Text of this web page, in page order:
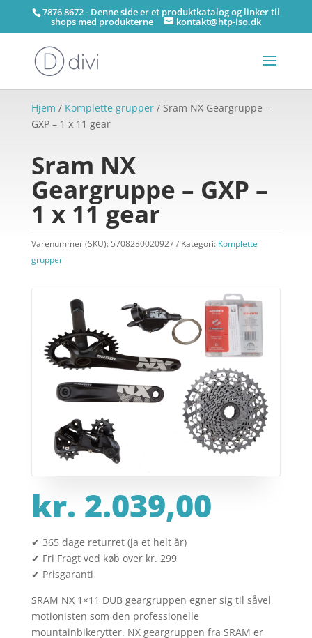
7876 8672 - Denne side er et produktkatalog og linker til
shops med produkterne kontakt@htp-iso.dk
Hjem / Komplette grupper/ Sram NX Geargruppe –
GXP – 1 x 11 gear
Sram NX
Geargruppe – GXP –
1 x 11 gear
Varenummer (SKU): 5708280020927 Kategori: Komplette
grupper
kr. 2.039,00
✔ 365 dage returret (ja et helt år)
✔ Fri Fragt ved køb over kr. 299
✔ Prisgaranti
SRAM NX 1×11 DUB geargruppen egner sig til såvel
motionisten som den professionelle
mountainbikerytter. NX geargruppen fra SRAM er